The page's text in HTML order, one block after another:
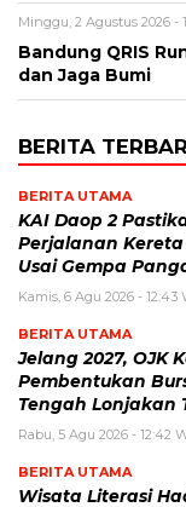
Minggu, 2 Agustus 2026 -
Bandung QRIS
dan Jaga Bumi
BERITA
BERITA UTAMA
KAI Daop 2
Perjalanan
Usai Gempa
Kamis, 6 Agu 2026 - 12:43
BERITA UTAMA
Jelang 2027, OJK
Pembentukan
Tengah Lonjakan
Rabu, 5 Agu 2026 - 12:42
BERITA UTAMA
Wisata Literasi